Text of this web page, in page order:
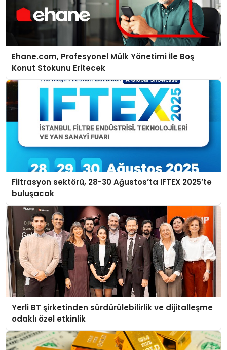
Ehane.com, Profesyonel Mülk Yönetimi İle Boş
Konut Stokunu Eritecek
Filtrasyon sektörü, 28-30 Ağustos’ta IFTEX 2025’te
buluşacak
Yerli BT şirketinden sürdürülebilirlik ve dijitalleşme
odaklı özel etkinlik